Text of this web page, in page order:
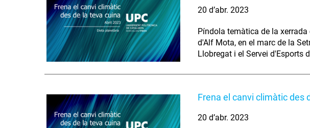
20 d’abr. 2023
Píndola temàtica de la
d'Alf Mota, en el marc de la
Llobregat i el Servei d'Esports
Frena el canvi climàtic des
20 d’abr. 2023